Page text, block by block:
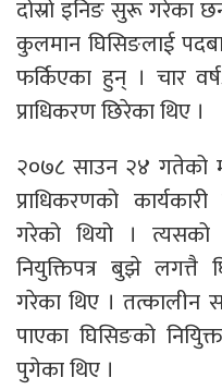
दोस्रो इनिङ सुरू गरेका
कुलमान घिसिङलाई
फर्किएका हुन् । चार
प्राधिकरण छिरेका थिए ।
२०७८ साउन २४ गतेको
प्राधिकरणको
गरेको थियो ।
नियुक्तिपत्र बुझे लगत्तै
गरेका थिए । तत्कालीन
पाएका घिसिङको
पुगेका थिए ।